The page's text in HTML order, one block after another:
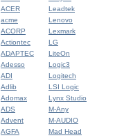
ACER
acme
ACORP
Actiontec
ADAPTEC
Adesso
ADI
Adlib
Adomax
ADS
Advent
AGFA
Leadtek
Lenovo
Lexmark
LG
LiteOn
Logic3
Logitech
LSI Logic
Lynx Studio
M-Any
M-AUDIO
Mad Head